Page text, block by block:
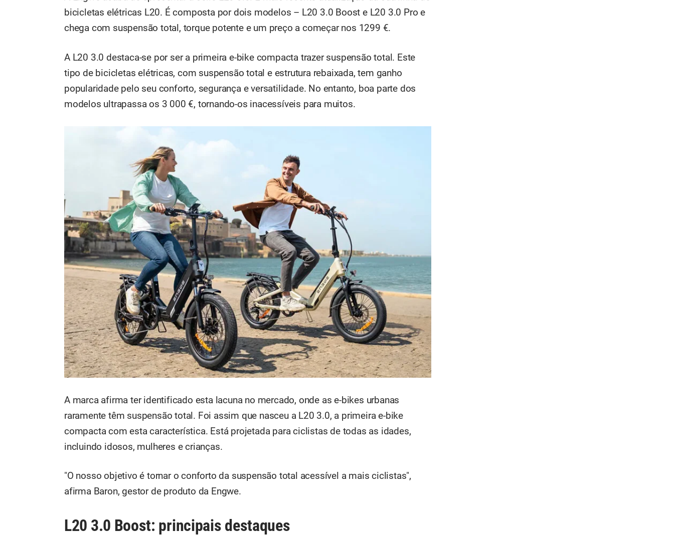
bicicletas elétricas L20. É composta por dois modelos – L20 3.0 Boost e L20 3.0 Pro e
chega com suspensão total, torque potente e um preço a começar nos 1299 €.
A L20 3.0 destaca-se por ser a primeira e-bike compacta trazer suspensão total. Este
tipo de bicicletas elétricas, com suspensão total e estrutura rebaixada, tem ganho
popularidade pelo seu conforto, segurança e versatilidade. No entanto, boa parte dos
modelos ultrapassa os 3 000 €, tornando-os inacessíveis para muitos.
A marca afirma ter identificado esta lacuna no mercado, onde as e-bikes urbanas
raramente têm suspensão total. Foi assim que nasceu a L20 3.0, a primeira e-bike
compacta com esta característica. Está projetada para ciclistas de todas as idades,
incluindo idosos, mulheres e crianças.
"O nosso objetivo é tornar o conforto da suspensão total acessível a mais ciclistas",
afirma Baron, gestor de produto da Engwe.
L20 3.0 Boost: principais destaques